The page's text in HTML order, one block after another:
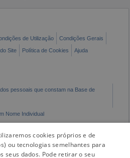
de Utilização
Condições Gerais
Site Política de Cookies Ajuda
pessoais que constam na Base de
Nome Individual
cookies próprios e de
ou tecnologias semelhantes para
seus dados. Pode retirar o seu